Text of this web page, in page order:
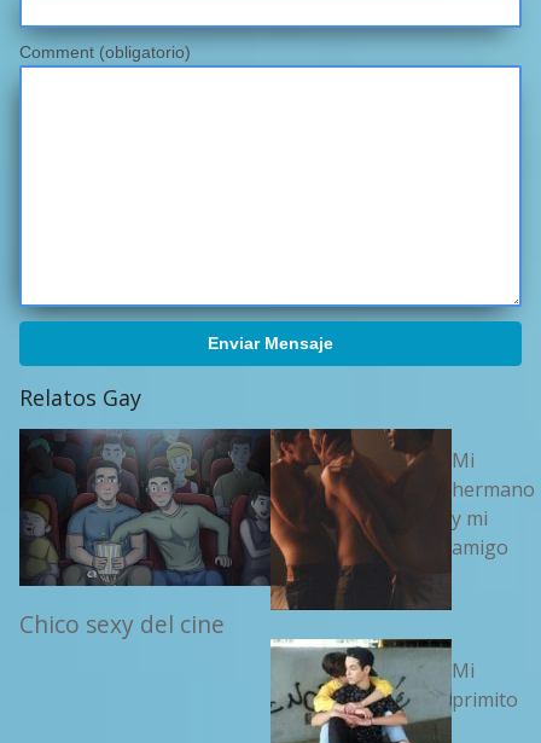
Comment (obligatorio)
Enviar Mensaje
Relatos Gay
Chico sexy del cine
Mi
hermano
y mi
amigo
Mi
primito